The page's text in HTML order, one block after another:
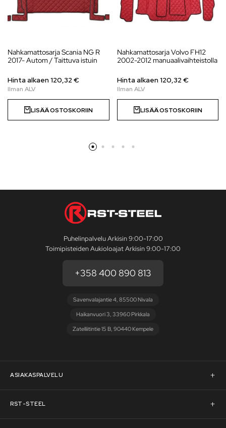
Nahkamattosarja Scania NG R
2017- Autom / Taittuva istuin
Hinta alkaen 120,32 €
LISÄÄ OSTOSKORIIN
Nahkamattosarja Volvo FH12
2002-2012 manuaalivaihteistolla
Hinta alkaen 120,32 €
LISÄÄ OSTOSKORIIN
Puhelinpalvelu Arkisin 9:00-17:00
Toimipisteiden Aukioloajat Arkisin 9:00-17:00
+358 400 890 813
Savenvalajantie 4, 85500 Nivala
Haikanvuori 3, 33960 Pirkkala
Zatelliitintie 15 B, 90440 Kempele
ASIAKASPALVELU
Asiakaspalvelu
RST-STEEL